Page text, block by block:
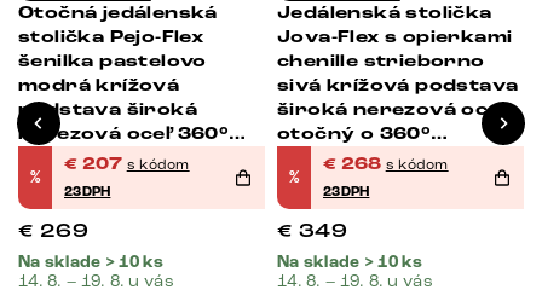
Otočná jedálenská
stolička Pejo-Flex
šenilka pastelovo
modrá krížová
podstava široká
nerezová oceľ 360°
otočná hojdacia
funkcia vrecková
pružina
%
€ 207 s kódom
23DPH
€ 269
Na sklade > 10 ks
14. 8. – 19. 8. u vás
Jedálenská stolička
Jova-Flex s opierkami
chenille strieborno
sivá krížová podstava
široká nerezová oceľ
otočný o 360°
hojdacia funkcia
vrecková pružina
%
€ 268 s kódom
23DPH
€ 349
Na sklade > 10 ks
14. 8. – 19. 8. u vás